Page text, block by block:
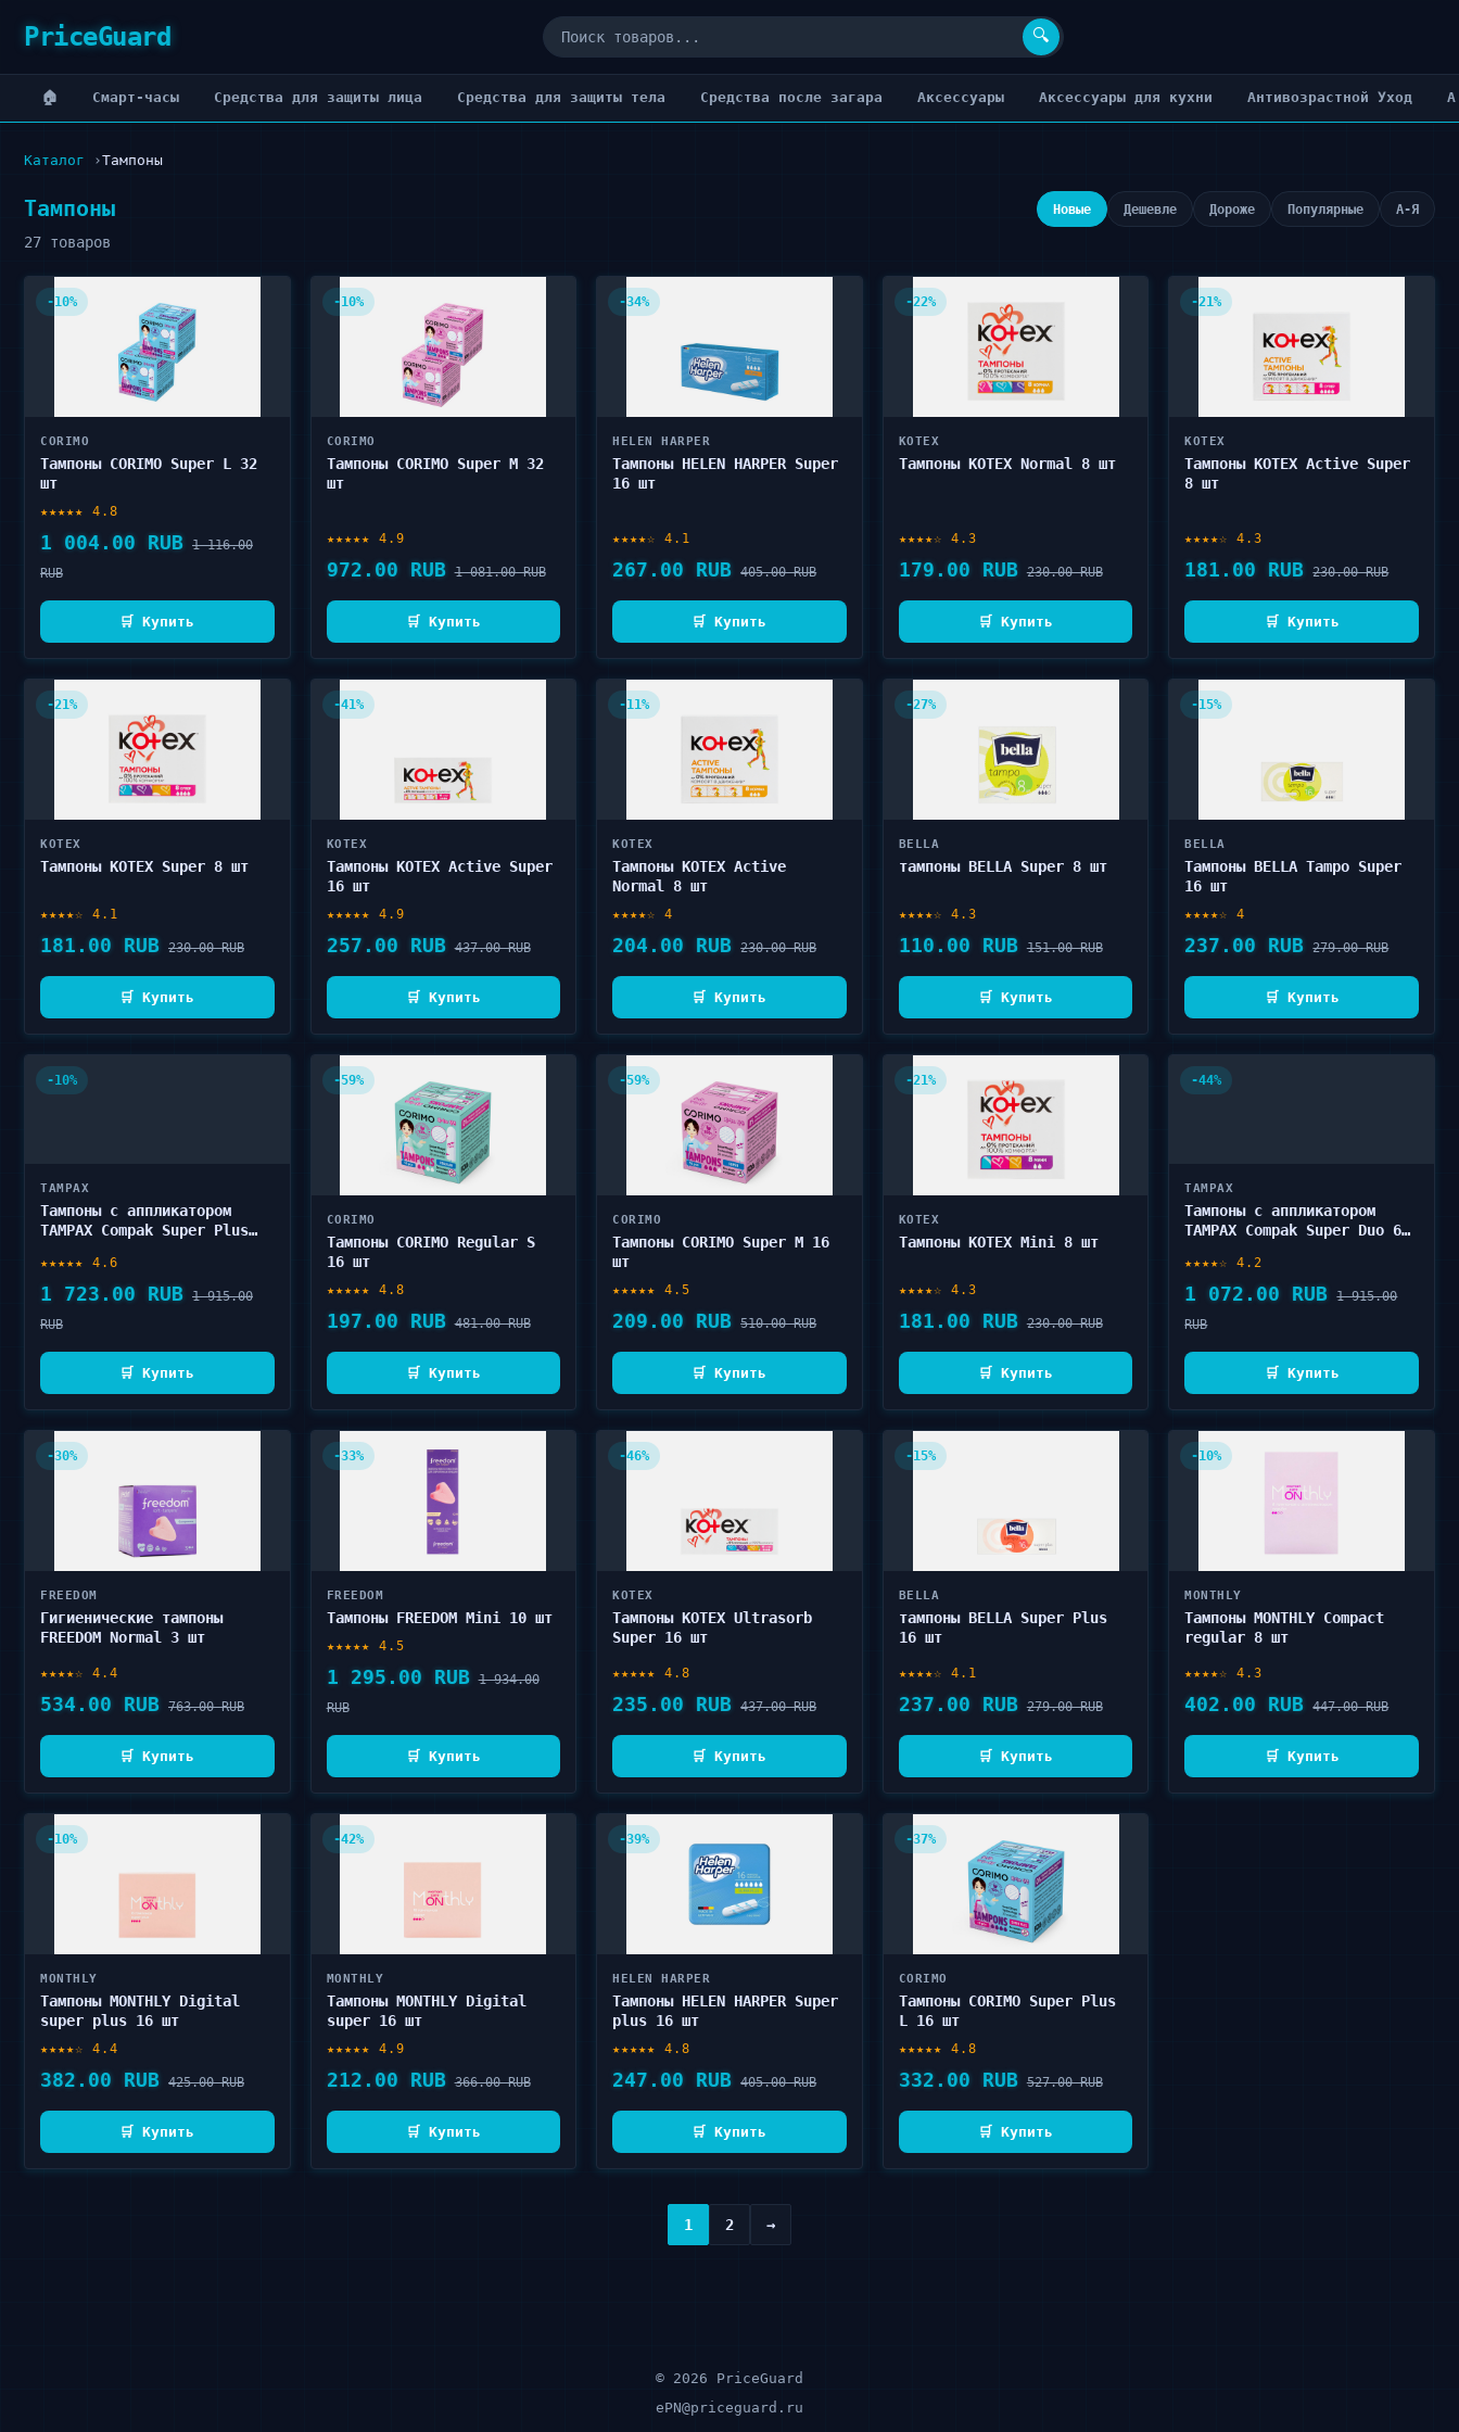
PriceGuard 🔍
🏠 Cмарт-часы Cредства для защиты лица Cредства для защиты тела Cредства после загара Аксессуары Аксессуары для кухни Антивозрастной Уход
Каталог Тампоны
Тампоны
27 товаров
Новые Дешевле Дороже Популярные А-Я
-10%
CORIMO
Тампоны CORIMO Super L 32
шт
★★★★★ 4.8
1 004.00 RUB 1 116.00
RUB
🛒 Купить
-10%
CORIMO
Тампоны CORIMO Super М 32
шт
★★★★★ 4.9
972.00 RUB 1 081.00 RUB
🛒 Купить
-34%
HELEN HARPER
Тампоны HELEN HARPER Super
16 шт
★★★★☆ 4.1
267.00 RUB 405.00 RUB
🛒 Купить
-22%
KOTEX
Тампоны KOTEX Normal 8 шт
★★★★☆ 4.3
179.00 RUB 230.00 RUB
🛒 Купить
-21%
KOTEX
Тампоны KOTEX Active Super
8 шт
★★★★☆ 4.3
181.00 RUB 230.00 RUB
🛒 Купить
-21%
KOTEX
Тампоны KOTEX Super 8 шт
★★★★☆ 4.1
181.00 RUB 230.00 RUB
🛒 Купить
-41%
KOTEX
Тампоны KOTEX Active Super
16 шт
★★★★★ 4.9
257.00 RUB 437.00 RUB
🛒 Купить
-11%
KOTEX
Тампоны KOTEX Active
Normal 8 шт
★★★★☆ 4
204.00 RUB 230.00 RUB
🛒 Купить
-27%
BELLA
тампоны BELLA Super 8 шт
★★★★☆ 4.3
110.00 RUB 151.00 RUB
🛒 Купить
-15%
BELLA
Тампоны BELLA Tampo Super
16 шт
★★★★☆ 4
237.00 RUB 279.00 RUB
🛒 Купить
-10%
TAMPAX
Тампоны с аппликатором
TAMPAX Compak Super Plus
★★★★★ 4.6
1 723.00 RUB 1 915.00
RUB
🛒 Купить
-59%
CORIMO
Тампоны CORIMO Regular S
16 шт
★★★★★ 4.8
197.00 RUB 481.00 RUB
🛒 Купить
-59%
CORIMO
Тампоны CORIMO Super M 16
шт
★★★★★ 4.5
209.00 RUB 510.00 RUB
🛒 Купить
-21%
KOTEX
Тампоны KOTEX Mini 8 шт
★★★★☆ 4.3
181.00 RUB 230.00 RUB
🛒 Купить
-44%
TAMPAX
Тампоны с аппликатором
TAMPAX Compak Super Duo 64
★★★★☆ 4.2
1 072.00 RUB 1 915.00
RUB
🛒 Купить
-30%
FREEDOM
Гигиенические тампоны
FREEDOM Normal 3 шт
★★★★☆ 4.4
534.00 RUB 763.00 RUB
🛒 Купить
-33%
FREEDOM
Тампоны FREEDOM Mini 10 шт
★★★★★ 4.5
1 295.00 RUB 1 934.00
RUB
🛒 Купить
-46%
KOTEX
Тампоны KOTEX Ultrasorb
Super 16 шт
★★★★★ 4.8
235.00 RUB 437.00 RUB
🛒 Купить
-15%
BELLA
тампоны BELLA Super Plus
16 шт
★★★★☆ 4.1
237.00 RUB 279.00 RUB
🛒 Купить
-10%
MONTHLY
Тампоны MONTHLY Compact
regular 8 шт
★★★★☆ 4.3
402.00 RUB 447.00 RUB
🛒 Купить
-10%
MONTHLY
Тампоны MONTHLY Digital
super plus 16 шт
★★★★☆ 4.4
382.00 RUB 425.00 RUB
🛒 Купить
-42%
MONTHLY
Тампоны MONTHLY Digital
super 16 шт
★★★★★ 4.9
212.00 RUB 366.00 RUB
🛒 Купить
-39%
HELEN HARPER
Тампоны HELEN HARPER Super
plus 16 шт
★★★★★ 4.8
247.00 RUB 405.00 RUB
🛒 Купить
-37%
CORIMO
Тампоны CORIMO Super Plus
L 16 шт
★★★★★ 4.8
332.00 RUB 527.00 RUB
🛒 Купить
1 2 →
© 2026 PriceGuard
ePN@priceguard.ru